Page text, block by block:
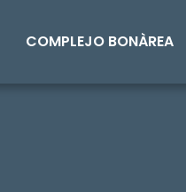
COMPLEJO BONÀREA